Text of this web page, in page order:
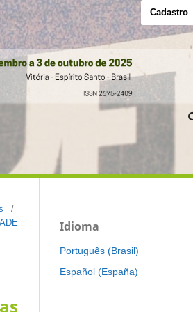
Cadastro
/
Idioma
Português (Brasil)
Español (España)